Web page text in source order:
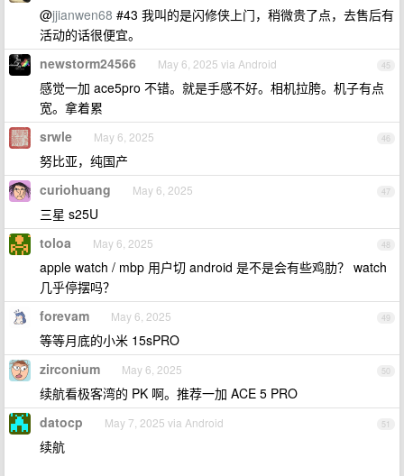
@jjianwen68 #43 我叫的是闪修侠上门，稍微贵了点，去售后有
活动的话很便宜。
45
newstorm24566 May 6, 2025 via Android
感觉一加 ace5pro 不错。就是手感不好。相机拉胯。机子有点
宽。拿着累
46
srwle May 6, 2025
努比亚，纯国产
47
curiohuang May 6, 2025
三星 s25U
48
toloa May 6, 2025
apple watch / mbp 用户切 android 是不是会有些鸡肋？ watch
几乎停摆吗？
49
forevam May 6, 2025
等等月底的小米 15sPRO
50
zirconium May 6, 2025
续航看极客湾的 PK 啊。推荐一加 ACE 5 PRO
51
datocp May 7, 2025 via Android
续航